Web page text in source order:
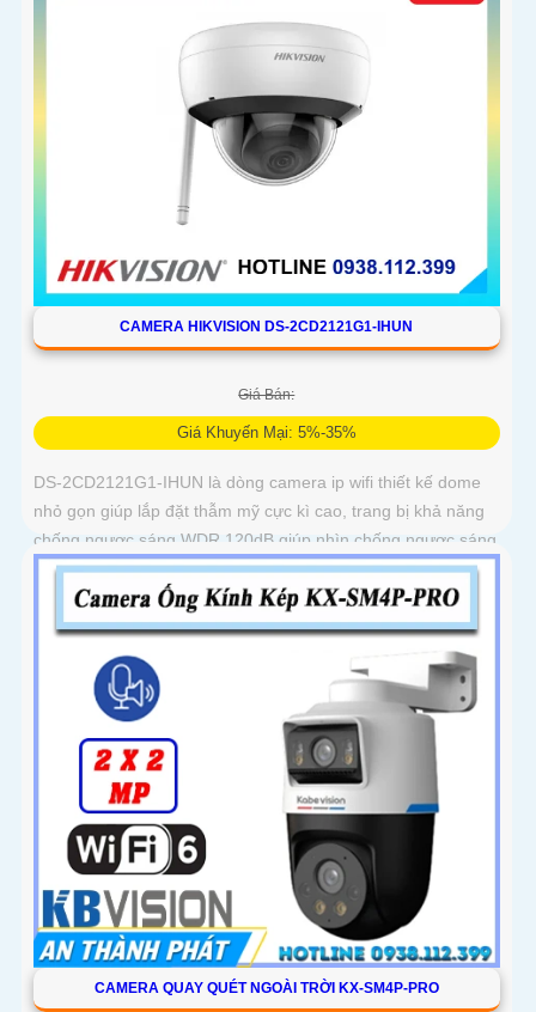
CAMERA HIKVISION DS-2CD2121G1-IHUN
Giá Bán:
Giá Khuyến Mại: 5%-35%
DS-2CD2121G1-IHUN là dòng camera ip wifi thiết kế dome
nhỏ gọn giúp lắp đặt thẫm mỹ cực kì cao, trang bị khả năng
chống ngược sáng WDR 120dB giúp nhìn chống ngược sáng
tốt, trang bị tính năng thông minh hàng rào ảo, xâm nhập
vùng cấm, nhìn ban đêm bằng hồng ngoại 30m
CAMERA QUAY QUÉT NGOÀI TRỜI KX-SM4P-PRO